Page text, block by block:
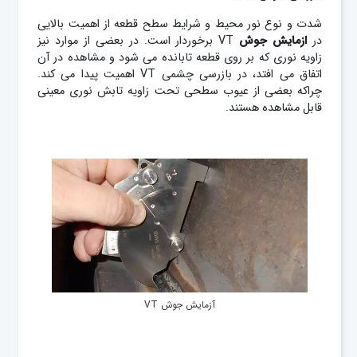
شدت و نوع نور محیط و شرایط سطح قطعه از اهمیت بالایی
درازمایش جوش VT برخوردار است. در بعضی از موارد نیز
زاویه نوری که بر روی قطعه تابانده می شود و مشاهده در آن
اتفاق می افتد، در بازرسی چشمی VT اهمیت پیدا می کند.
چراکه بعضی از عیوب سطحی تحت زاویه تابش نوری معینی
قابل مشاهده هستند.
آزمایش جوش VT